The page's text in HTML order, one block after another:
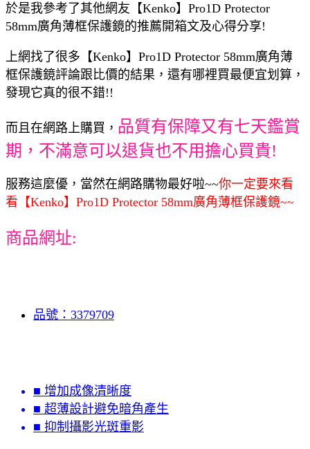
於是我參考了其他網友【Kenko】Pro1D Protector
58mm廣角薄框保護鏡的推薦開箱文及心得分享!
上網找了很多【Kenko】Pro1D Protector 58mm廣角薄
框保護鏡評論跟比價的結果，還有哪裡買最便宜划算，
發現它真的很不錯!!
而且在網路上購買， 品質有保障又有七天鑑賞
期，不滿意可以退貨也不用擔心買貴!
服務這麼優，當然在網路購物最好啦~~你一定要來看
看【Kenko】Pro1D Protector 58mm廣角薄框保護鏡~~
商品網址:
品號：3379709
■ 增加成像清晰度
■ 超薄設計避免暗角產生
■ 抑制攝影光斑重影